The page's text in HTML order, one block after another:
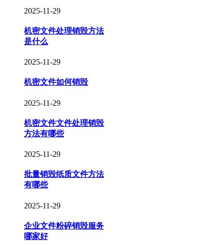
2025-11-29
机密文件处理销毁方法
是什么
2025-11-29
机密文件如何销毁
2025-11-29
机密文件文件处理销毁
方法有哪些
2025-11-29
批量销毁纸质文件方法
有哪些
2025-11-29
企业文件粉碎销毁服务
哪家好